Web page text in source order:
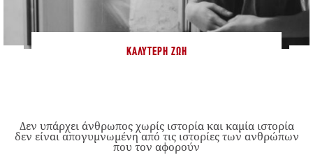
ΚΑΛΎΤΕΡΗ ΖΩΉ
Δεν υπάρχει άνθρωπος χωρίς ιστορία και καμία ιστορία
δεν είναι απογυμνωμένη από τις ιστορίες των ανθρώπων
που τον αφορούν